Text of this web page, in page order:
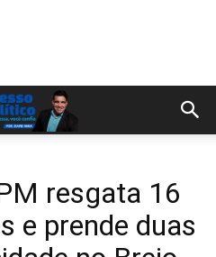
resgata 16
e prende duas